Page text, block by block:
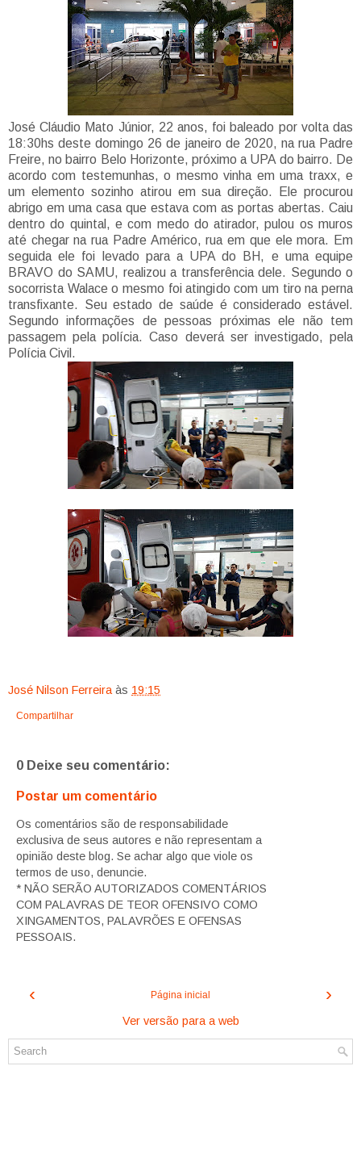
José Cláudio Mato Júnior, 22 anos, foi baleado por volta das
18:30hs deste domingo 26 de janeiro de 2020, na rua Padre
Freire, no bairro Belo Horizonte, próximo a UPA do bairro. De
acordo com testemunhas, o mesmo vinha em uma traxx, e
um elemento sozinho atirou em sua direção. Ele procurou
abrigo em uma casa que estava com as portas abertas. Caiu
dentro do quintal, e com medo do atirador, pulou os muros
até chegar na rua Padre Américo, rua em que ele mora. Em
seguida ele foi levado para a UPA do BH, e uma equipe
BRAVO do SAMU, realizou a transferência dele. Segundo o
socorrista Walace o mesmo foi atingido com um tiro na perna
transfixante. Seu estado de saúde é considerado estável.
Segundo informações de pessoas próximas ele não tem
passagem pela polícia. Caso deverá ser investigado, pela
Polícia Civil.
José Nilson Ferreiraàs 19:15
Compartilhar
0 Deixe seu comentário:
Postar um comentário
Os comentários são de responsabilidade
exclusiva de seus autores e não representam a
opinião deste blog. Se achar algo que viole os
termos de uso, denuncie.
* NÃO SERÃO AUTORIZADOS COMENTÁRIOS
COM PALAVRAS DE TEOR OFENSIVO COMO
XINGAMENTOS, PALAVRÕES E OFENSAS
PESSOAIS.
‹ ›
Página inicial
Ver versão para a web